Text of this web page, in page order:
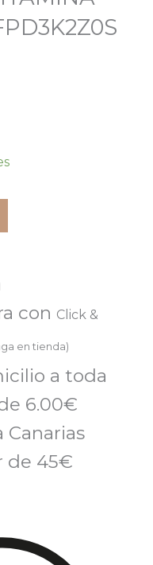
con Click &
en tienda)
a toda
6.00€
Canarias
de 45€